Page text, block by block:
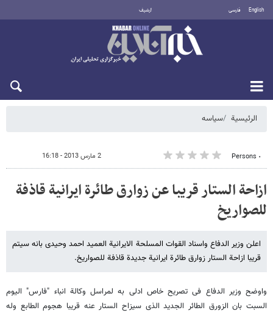
English فارسی أرشيف
الرئيسية سیاسه
٠ Persons 2 مارس 2013 - 16:18
ازاحة الستار قریبا عن زوارق طائرة ایرانیة قاذفة
للصواریخ
اعلن وزیر الدفاع واسناد القوات المسلحة الایرانیة العمید احمد وحیدی بانه سیتم
قریبا ازاحة الستار زوارق طائرة ایرانیة جدیدة قاذفة للصواریخ.
واوضح وزیر الدفاع فی تصریح خاص ادلى به لمراسل وکالة انباء "فارس" الیوم
السبت بان الزورق الطائر الجدید الذی سیزاح الستار عنه قریبا هجوم الطابع وله